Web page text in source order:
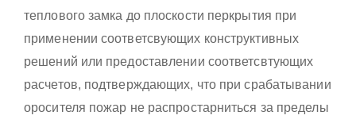
теплового замка до плоскости перкрытия при
применении соответсвующих конструктивных
решений или предоставлении соответсвтующих
расчетов, подтверждающих, что при срабатывании
оросителя пожар не распростарниться за пределы